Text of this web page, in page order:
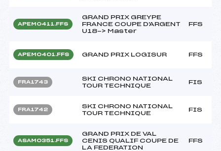
APEM0411.FFS
GRAND PRIX GREYPE
FRANCE COUPE D'ARGENT
U18-> Master
FFS
APEM0401.FFS GRAND PRIX LOGISUR FFS
FRA1743
SKI CHRONO NATIONAL
TOUR TECHNIQUE
FIS
FRA1742
SKI CHRONO NATIONAL
TOUR TECHNIQUE
FIS
ASAM0351.FFS
GRAND PRIX DE VAL
CENIS QUALIF COUPE DE
LA FEDERATION
FFS